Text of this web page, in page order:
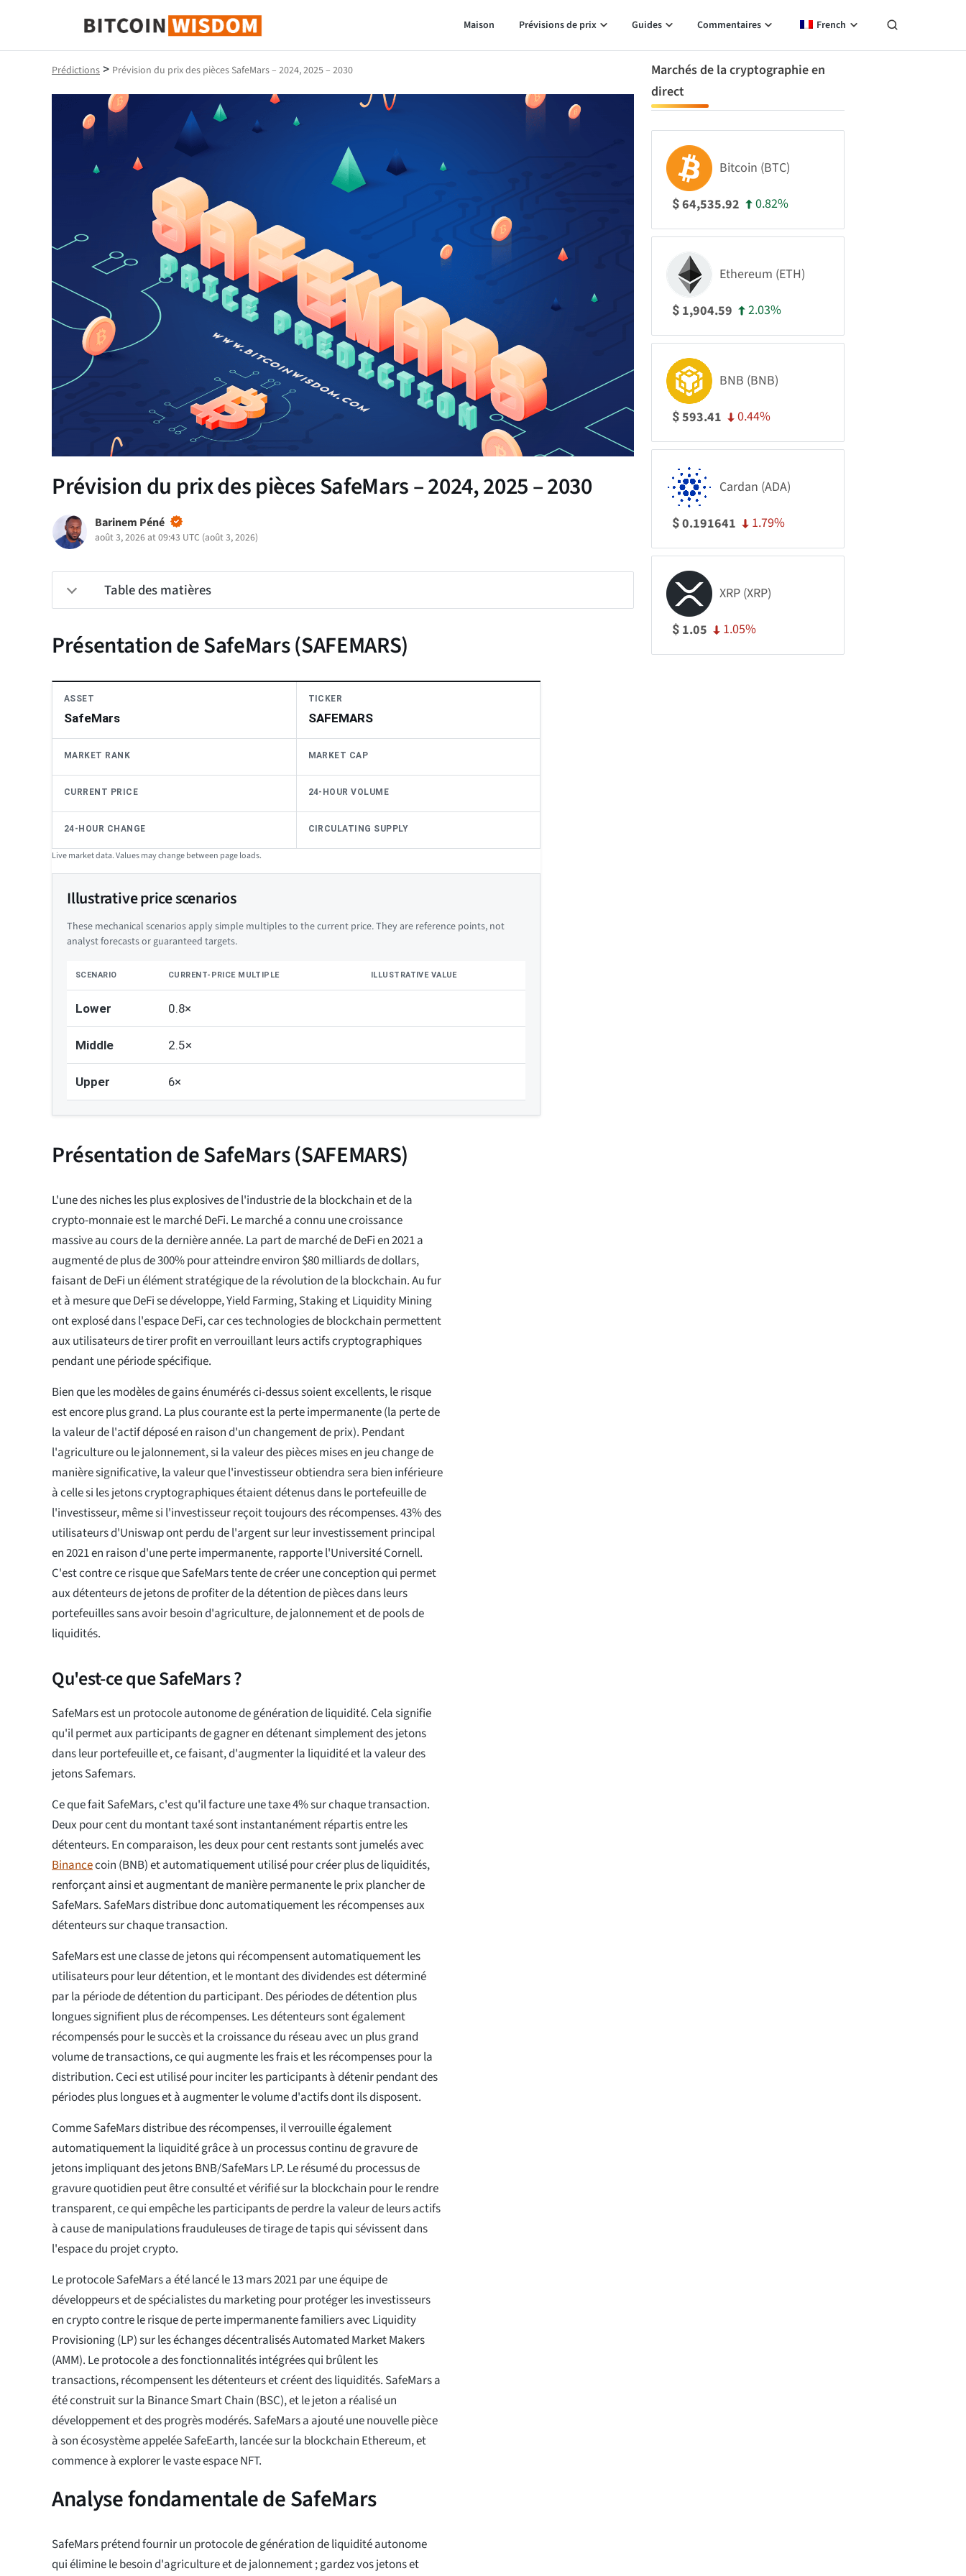
Bitcoin Sagesse
Maison Prévisions de prix Guides Commentaires French
Prédictions > Prévision du prix des pièces SafeMars – 2024, 2025 – 2030
Prévision du prix des pièces SafeMars – 2024, 2025 – 2030
Barinem Péné
août 3, 2026 at 09:43 UTC (août 3, 2026)
Table des matières
Présentation de SafeMars (SAFEMARS)
ASSET
SafeMars
TICKER
SAFEMARS
MARKET RANK MARKET CAP
CURRENT PRICE 24-HOUR VOLUME
24-HOUR CHANGE CIRCULATING SUPPLY
Live market data. Values may change between page loads.
Illustrative price scenarios
These mechanical scenarios apply simple multiples to the current price. They are reference points, not
analyst forecasts or guaranteed targets.
SCENARIO CURRENT-PRICE MULTIPLE ILLUSTRATIVE VALUE
Lower 0.8×
Middle 2.5×
Upper 6×
Présentation de SafeMars (SAFEMARS)
L'une des niches les plus explosives de l'industrie de la blockchain et de la
crypto-monnaie est le marché DeFi. Le marché a connu une croissance
massive au cours de la dernière année. La part de marché de DeFi en 2021 a
augmenté de plus de 300% pour atteindre environ $80 milliards de dollars,
faisant de DeFi un élément stratégique de la révolution de la blockchain. Au fur
et à mesure que DeFi se développe, Yield Farming, Staking et Liquidity Mining
ont explosé dans l'espace DeFi, car ces technologies de blockchain permettent
aux utilisateurs de tirer profit en verrouillant leurs actifs cryptographiques
pendant une période spécifique.
Bien que les modèles de gains énumérés ci-dessus soient excellents, le risque
est encore plus grand. La plus courante est la perte impermanente (la perte de
la valeur de l'actif déposé en raison d'un changement de prix). Pendant
l'agriculture ou le jalonnement, si la valeur des pièces mises en jeu change de
manière significative, la valeur que l'investisseur obtiendra sera bien inférieure
à celle si les jetons cryptographiques étaient détenus dans le portefeuille de
l'investisseur, même si l'investisseur reçoit toujours des récompenses. 43% des
utilisateurs d'Uniswap ont perdu de l'argent sur leur investissement principal
en 2021 en raison d'une perte impermanente, rapporte l'Université Cornell.
C'est contre ce risque que SafeMars tente de créer une conception qui permet
aux détenteurs de jetons de profiter de la détention de pièces dans leurs
portefeuilles sans avoir besoin d'agriculture, de jalonnement et de pools de
liquidités.
Qu'est-ce que SafeMars ?
SafeMars est un protocole autonome de génération de liquidité. Cela signifie
qu'il permet aux participants de gagner en détenant simplement des jetons
dans leur portefeuille et, ce faisant, d'augmenter la liquidité et la valeur des
jetons Safemars.
Ce que fait SafeMars, c'est qu'il facture une taxe 4% sur chaque transaction.
Deux pour cent du montant taxé sont instantanément répartis entre les
détenteurs. En comparaison, les deux pour cent restants sont jumelés avec
Binancecoin (BNB) et automatiquement utilisé pour créer plus de liquidités,
renforçant ainsi et augmentant de manière permanente le prix plancher de
SafeMars. SafeMars distribue donc automatiquement les récompenses aux
détenteurs sur chaque transaction.
SafeMars est une classe de jetons qui récompensent automatiquement les
utilisateurs pour leur détention, et le montant des dividendes est déterminé
par la période de détention du participant. Des périodes de détention plus
longues signifient plus de récompenses. Les détenteurs sont également
récompensés pour le succès et la croissance du réseau avec un plus grand
volume de transactions, ce qui augmente les frais et les récompenses pour la
distribution. Ceci est utilisé pour inciter les participants à détenir pendant des
périodes plus longues et à augmenter le volume d'actifs dont ils disposent.
Comme SafeMars distribue des récompenses, il verrouille également
automatiquement la liquidité grâce à un processus continu de gravure de
jetons impliquant des jetons BNB/SafeMars LP. Le résumé du processus de
gravure quotidien peut être consulté et vérifié sur la blockchain pour le rendre
transparent, ce qui empêche les participants de perdre la valeur de leurs actifs
à cause de manipulations frauduleuses de tirage de tapis qui sévissent dans
l'espace du projet crypto.
Le protocole SafeMars a été lancé le 13 mars 2021 par une équipe de
développeurs et de spécialistes du marketing pour protéger les investisseurs
en crypto contre le risque de perte impermanente familiers avec Liquidity
Provisioning (LP) sur les échanges décentralisés Automated Market Makers
(AMM). Le protocole a des fonctionnalités intégrées qui brûlent les
transactions, récompensent les détenteurs et créent des liquidités. SafeMars a
été construit sur la Binance Smart Chain (BSC), et le jeton a réalisé un
développement et des progrès modérés. SafeMars a ajouté une nouvelle pièce
à son écosystème appelée SafeEarth, lancée sur la blockchain Ethereum, et
commence à explorer le vaste espace NFT.
Analyse fondamentale de SafeMars
SafeMars prétend fournir un protocole de génération de liquidité autonome
qui élimine le besoin d'agriculture et de jalonnement ; gardez vos jetons et
Marchés de la cryptographie en
direct
Bitcoin (BTC)
$64,535.92 0.82%
Ethereum (ETH)
$ 1,904.59 2.03%
BNB (BNB)
$593.41 0.44%
Cardan (ADA)
$0.191641 1.79%
XRP (XRP)
$ 1.05 1.05%